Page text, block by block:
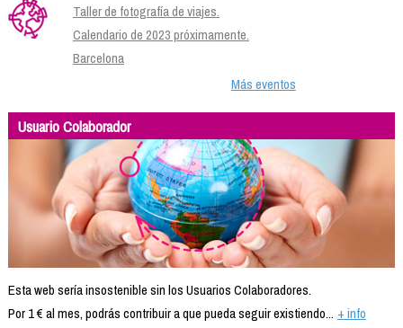
Taller de fotografía de viajes.
Calendario de 2023 próximamente.
Barcelona
Más eventos
Usuario Colaborador
Esta web sería insostenible sin los Usuarios Colaboradores.
Por 1 € al mes, podrás contribuir a que pueda seguir existiendo... + info